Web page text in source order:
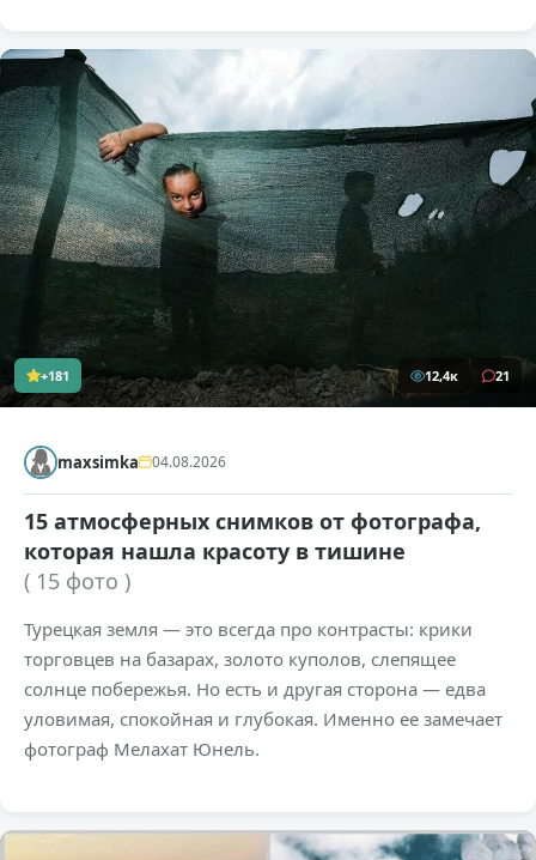
+181 12,4к 21
maxsimka 04.08.2026
15 атмосферных снимков от фотографа,
которая нашла красоту в тишине
( 15 фото )
Турецкая земля — это всегда про контрасты: крики
торговцев на базарах, золото куполов, слепящее
солнце побережья. Но есть и другая сторона — едва
уловимая, спокойная и глубокая. Именно ее замечает
фотограф Мелахат Юнель.